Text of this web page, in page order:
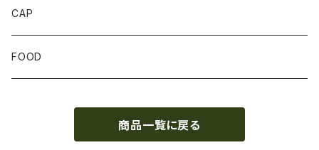
SOCKS
GLOVE
CAP
FOOD
商品一覧に戻る